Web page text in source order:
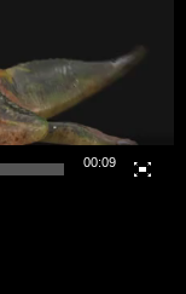
00:09